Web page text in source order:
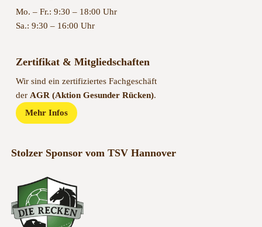
Mo. – Fr.: 9:30 – 18:00 Uhr
Sa.: 9:30 – 16:00 Uhr
Zertifikat & Mitgliedschaften
Wir sind ein zertifiziertes Fachgeschäft
der AGR (Aktion Gesunder Rücken).
Mehr Infos
Stolzer Sponsor vom TSV Hannover